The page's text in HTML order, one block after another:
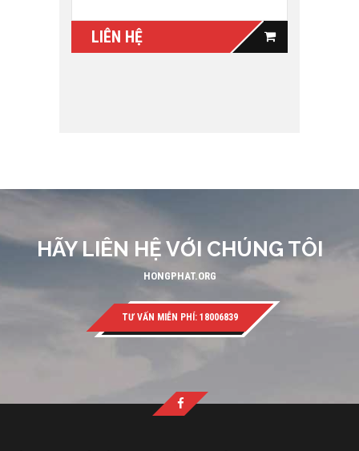
LIÊN HỆ
HÃY LIÊN HỆ VỚI CHÚNG TÔI
HONGPHAT.ORG
TƯ VẤN MIỄN PHÍ: 18006839